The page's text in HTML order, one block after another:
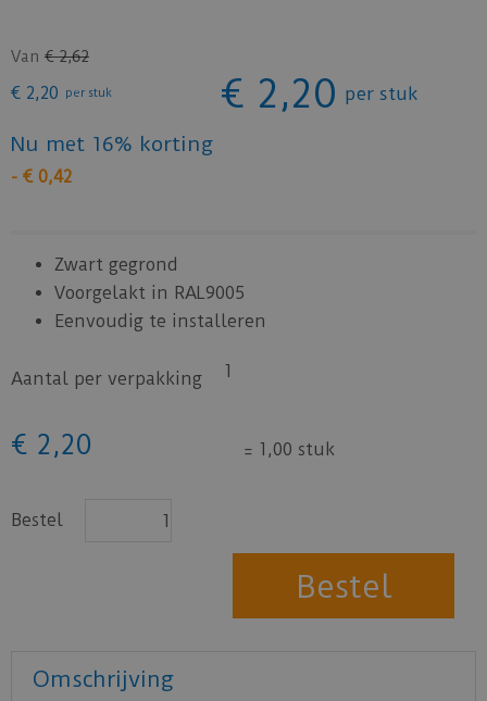
Van € 2,62
€ 2,20 per stuk € 2,20 per stuk
Nu met 16% korting
- € 0,42
Zwart gegrond
Voorgelakt in RAL9005
Eenvoudig te installeren
Aantal per verpakking 1
€ 2 ,20 = 1,00 stuk
Bestel
Omschrijving